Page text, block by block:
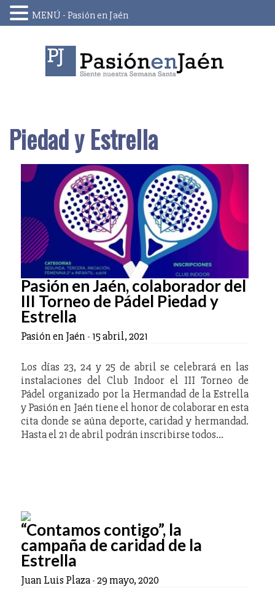
Piedad y Estrella
Pasión en Jaén, colaborador del
III Torneo de Pádel Piedad y
Estrella
Pasión en Jaén - 15 abril, 2021
Los días 23, 24 y 25 de abril se celebrará en las
instalaciones del Club Indoor el III Torneo de
Pádel organizado por la Hermandad de la Estrella
y Pasión en Jaén tiene el honor de colaborar en esta
cita donde se aúna deporte, caridad y hermandad.
Hasta el 21 de abril podrán inscribirse todos…
“Contamos contigo”, la
campaña de caridad de la
Estrella
Juan Luis Plaza-29 mayo, 2020
MENÚ - Pasión en Jaén